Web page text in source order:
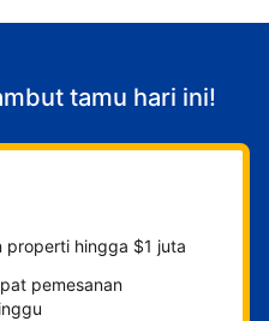
tamu hari ini!
properti hingga $1 juta
pemesanan